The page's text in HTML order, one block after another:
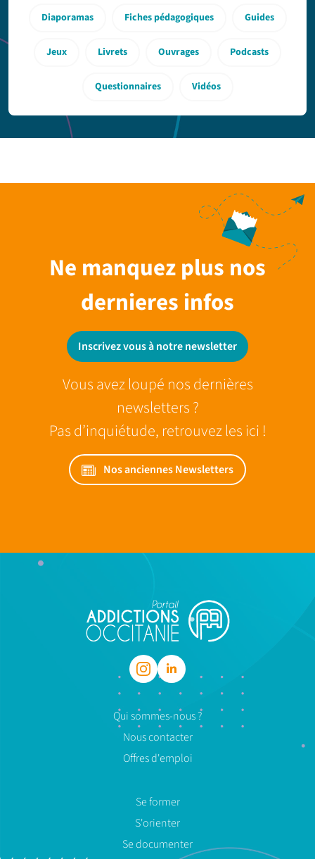
Diaporamas Fiches pédagogiques Guides
Jeux Livrets Ouvrages Podcasts
Questionnaires Vidéos
Ne manquez plus nos
dernieres infos
Inscrivez vous à notre newsletter
Vous avez loupé nos dernières
newsletters ?
Pas d’inquiétude, retrouvez les ici !
Nos anciennes Newsletters
Qui sommes-nous ?
Nous contacter
Offres d'emploi
Se former
S'orienter
Se documenter